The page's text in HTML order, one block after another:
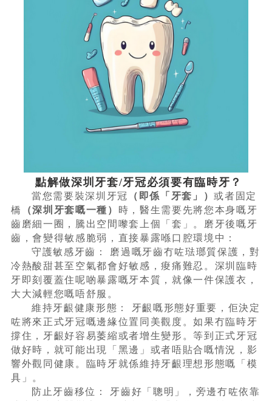
點解做深圳牙套/牙冠必須要有臨時牙？
當您需要裝深圳牙冠 （即係「牙套」）或者固定
橋
（深圳牙套嘅一種） 時，醫生需要先將您本身嘅牙
齒磨細一圈，騰出空間嚟套上個「套」。磨牙後嘅牙
齒，會變得敏感脆弱，直接暴露喺口腔環境中：
守護敏感牙齒： 磨過嘅牙齒冇咗琺瑯質保護，對
冷熱酸甜甚至空氣都會好敏感，痠痛難忍。深圳臨時
牙即刻覆蓋住呢啲暴露嘅牙本質，就像一件保護衣，
大大減輕您嘅唔舒服。
維持牙齦健康形態： 牙齦嘅形態好重要，佢決定
咗將來正式牙冠嘅邊緣位置同美觀度。如果冇臨時牙
撐住，牙齦好容易萎縮或者增生變形。等到正式牙冠
做好時，就可能出現「黑邊」或者唔貼合嘅情況，影
響外觀同健康。臨時牙就係維持牙齦理想形態嘅「模
具」。
防止牙齒移位： 牙齒好「聰明」，旁邊冇咗依靠